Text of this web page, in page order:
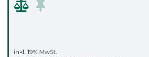
inkl. 19% MwSt.